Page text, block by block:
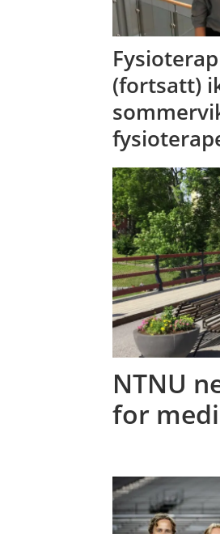
(fortsatt)
NTNU
for